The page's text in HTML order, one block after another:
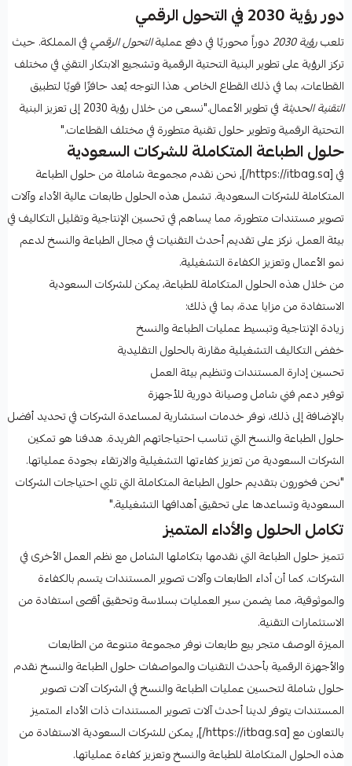
دور رؤية 2030 في التحول الرقمي
تلعبرؤية 2030 دوراً محوريًا في دفع عمليةالتحول الرقميفي المملكة. حيث
تركز الرؤية على تطوير البنية التحتية الرقمية وتشجيع الابتكار التقني في مختلف
القطاعات، بما في ذلك القطاع الخاص. هذا التوجه يُعد حافزًا قويًا لتطبيق
التقنية الحديثة
في تطوير الأعمال."نسعى من خلال رؤية 2030 إلى تعزيز البنية
التحتية الرقمية وتطوير حلول تقنية متطورة في مختلف القطاعات."
حلول الطباعة المتكاملة للشركات السعودية
في [https://itbag.sa/], نحن نقدم مجموعة شاملة من حلول الطباعة
المتكاملة للشركات السعودية. تشمل هذه الحلول طابعات عالية الأداء وآلات
تصوير مستندات متطورة، مما يساهم في تحسين الإنتاجية وتقليل التكاليف في
بيئة العمل. نركز على تقديم أحدث التقنيات في مجال الطباعة والنسخ لدعم
نمو الأعمال وتعزيز الكفاءة التشغيلية.
من خلال هذه الحلول المتكاملة للطباعة، يمكن للشركات السعودية
الاستفادة من مزايا عدة، بما في ذلك:
زيادة الإنتاجية وتبسيط عمليات الطباعة والنسخ
خفض التكاليف التشغيلية مقارنة بالحلول التقليدية
تحسين إدارة المستندات وتنظيم بيئة العمل
توفير دعم فني شامل وصيانة دورية للأجهزة
بالإضافة إلى ذلك، نوفر خدمات استشارية لمساعدة الشركات في تحديد أفضل
حلول الطباعة والنسخ التي تناسب احتياجاتهم الفريدة. هدفنا هو تمكين
الشركات السعودية من تعزيز كفاءتها التشغيلية والارتقاء بجودة عملياتها.
"نحن فخورون بتقديم حلول الطباعة المتكاملة التي تلبي احتياجات الشركات
السعودية وتساعدها على تحقيق أهدافها التشغيلية."
تكامل الحلول والأداء المتميز
تتميز حلول الطباعة التي نقدمها بتكاملها الشامل مع نظم العمل الأخرى في
الشركات. كما أن أداء الطابعات وآلات تصوير المستندات يتسم بالكفاءة
والموثوقية، مما يضمن سير العمليات بسلاسة وتحقيق أقصى استفادة من
الاستثمارات التقنية.
الميزة الوصف متجر بيع طابعات نوفر مجموعة متنوعة من الطابعات
والأجهزة الرقمية بأحدث التقنيات والمواصفات حلول الطباعة والنسخ نقدم
حلول شاملة لتحسين عمليات الطباعة والنسخ في الشركات آلات تصوير
المستندات يتوفر لدينا أحدث آلات تصوير المستندات ذات الأداء المتميز
بالتعاون مع [https://itbag.sa/], يمكن للشركات السعودية الاستفادة من
هذه الحلول المتكاملة للطباعة والنسخ وتعزيز كفاءة عملياتها.